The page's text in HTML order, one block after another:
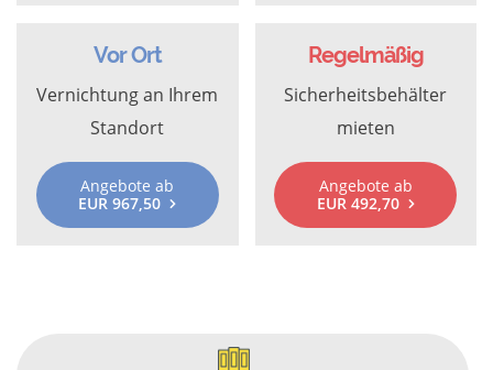
Vor Ort
Vernichtung an Ihrem
Standort
Angebote ab
EUR 967,50
Regelmäßig
Sicherheitsbehälter
mieten
Angebote ab
EUR 492,70